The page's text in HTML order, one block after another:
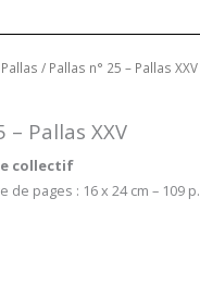
Pallas / Pallas n° 25 – Pallas XXV
– Pallas XXV
collectif
de pages : 16 x 24 cm – 109 p.